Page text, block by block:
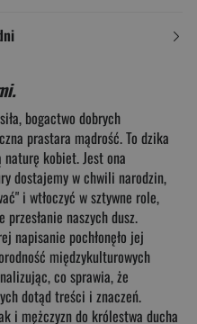
bogactwo dobrych
prastara mądrość. To dzika
kobiet. Jest ona
dostajemy w chwili narodzin,
i wtłoczyć w sztywne role,
przesłanie naszych dusz.
napisanie pochłonęło jej
międzykulturowych
co sprawia, że
dotąd treści i znaczeń.
i mężczyzn do królestwa ducha